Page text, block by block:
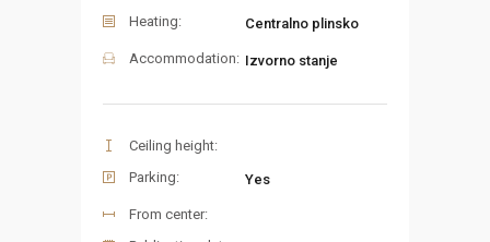
Heating:
Centralno plinsko
Accommodation: Izvorno stanje
Ceiling height:
Parking:
Yes
From center: